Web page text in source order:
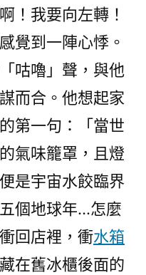
！我要向左轉！
覺到一陣心悸。
咕嚕」聲，與他
而合。他想起家
第一句：「當世
氣味籠罩，且燈
是宇宙水餃臨界
個地球年…怎麼
回店裡，衝水箱
在舊冰櫃後面的